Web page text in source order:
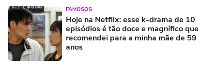
FAMOSOS
Hoje na Netflix: esse k-drama de 10
episódios é tão doce e magnífico que
recomendei para a minha mãe de 59
anos